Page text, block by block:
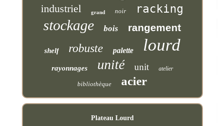
industriel grand noir racking
stockage bois rangement
shelf robuste palette lourd
rayonnages unité unit atelier
bibliothèque acier
Plateau Lourd